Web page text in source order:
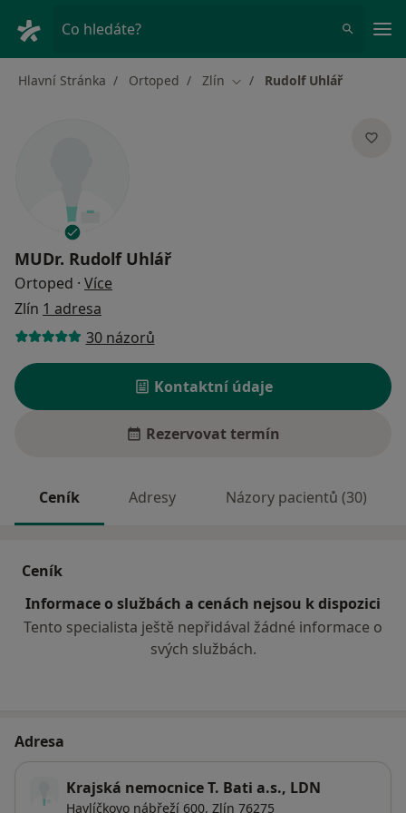
Co hledáte?
Hlavní Stránka Ortoped Zlín Změna města
Rudolf Uhlář
MUDr. Rudolf Uhlář
Ortoped · Více
Zlín 1 adresa
30 názorů
Kontaktní údaje
Rezervovat termín
Ceník Adresy Názory pacientů (30)
Ceník
Informace o službách a cenách nejsou k dispozici
Tento specialista ještě nepřidával žádné informace o
svých službách.
Adresa
Krajská nemocnice T. Bati a.s., LDN
Havlíčkovo nábřeží 600, Zlín 76275